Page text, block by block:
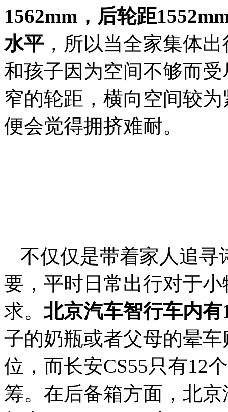
1562mm ，后轮距
水平 ，所以当全家集体
和孩子因为空间不够而
窄的轮距，横向空间较
便会觉得拥挤难耐。
不仅仅是带着家人追寻
要，平时日常出行对于
求。 北京汽车智行车内有
子的奶瓶或者父母的晕
位，而长安CS55只有12
筹。在后备箱方面，北